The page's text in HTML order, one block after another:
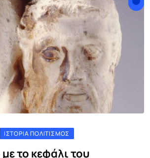
ΙΣΤΟΡΊΑ ΠΟΛΙΤΙΣΜΌΣ
το κεφάλι του